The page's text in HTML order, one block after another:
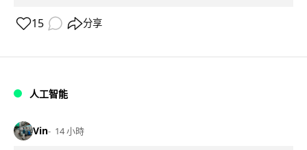
15 分享
人工智能
Vin 14 小時